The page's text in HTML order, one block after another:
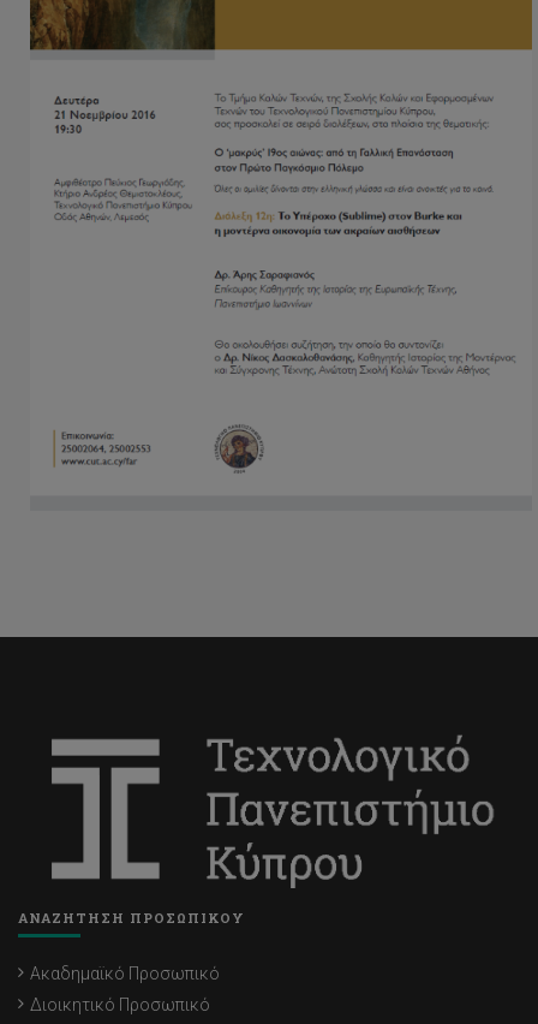
ΑΝΑΖΗΤΗΣΗ ΠΡΟΣΩΠΙΚΟΥ
Ακαδημαϊκό Προσωπικό
Διοικητικό Προσωπικό